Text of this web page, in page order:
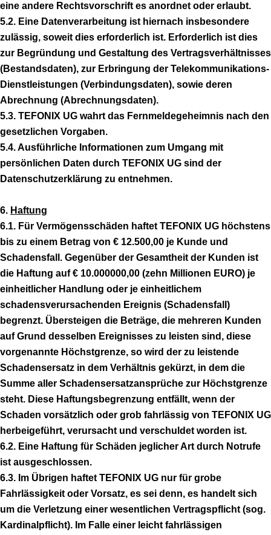
eine andere Rechtsvorschrift es anordnet oder erlaubt.
5.2. Eine Datenverarbeitung ist hiernach insbesondere
zulässig, soweit dies erforderlich ist. Erforderlich ist dies
zur Begründung und Gestaltung des Vertragsverhältnisses
(Bestandsdaten), zur Erbringung der Telekommunikations-
Dienstleistungen (Verbindungsdaten), sowie deren
Abrechnung (Abrechnungsdaten).
5.3. TEFONIX UG wahrt das Fernmeldegeheimnis nach den
gesetzlichen Vorgaben.
5.4. Ausführliche Informationen zum Umgang mit
persönlichen Daten durch TEFONIX UG sind der
Datenschutzerklärung zu entnehmen.
6. Haftung
6.1. Für Vermögensschäden haftet TEFONIX UG höchstens
bis zu einem Betrag von € 12.500,00 je Kunde und
Schadensfall. Gegenüber der Gesamtheit der Kunden ist
die Haftung auf € 10.000000,00 (zehn Millionen EURO) je
einheitlicher Handlung oder je einheitlichem
schadensverursachenden Ereignis (Schadensfall)
begrenzt. Übersteigen die Beträge, die mehreren Kunden
auf Grund desselben Ereignisses zu leisten sind, diese
vorgenannte Höchstgrenze, so wird der zu leistende
Schadensersatz in dem Verhältnis gekürzt, in dem die
Summe aller Schadensersatzansprüche zur Höchstgrenze
steht. Diese Haftungsbegrenzung entfällt, wenn der
Schaden vorsätzlich oder grob fahrlässig von TEFONIX UG
herbeigeführt, verursacht und verschuldet worden ist.
6.2. Eine Haftung für Schäden jeglicher Art durch Notrufe
ist ausgeschlossen.
6.3. Im Übrigen haftet TEFONIX UG nur für grobe
Fahrlässigkeit oder Vorsatz, es sei denn, es handelt sich
um die Verletzung einer wesentlichen Vertragspflicht (sog.
Kardinalpflicht). Im Falle einer leicht fahrlässigen